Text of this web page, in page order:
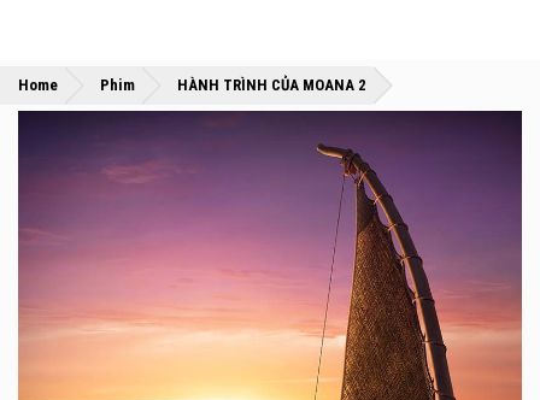
Home »
Phim »
HÀNH TRÌNH CỦA MOANA 2